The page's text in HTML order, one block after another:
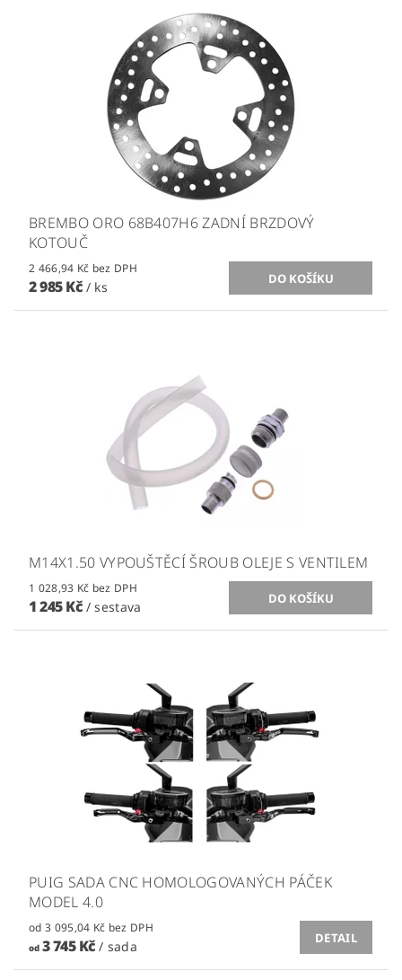
BREMBO ORO 68B407H6 ZADNÍ BRZDOVÝ
KOTOUČ
2 466,94 Kč bez DPH
2 985 Kč / ks
M14X1.50 VYPOUŠTĚCÍ ŠROUB OLEJE S VENTILEM
1 028,93 Kč bez DPH
1 245 Kč / sestava
PUIG SADA CNC HOMOLOGOVANÝCH PÁČEK
MODEL 4.0
od 3 095,04 Kč bez DPH
od3 745 Kč/ sada
DETAIL